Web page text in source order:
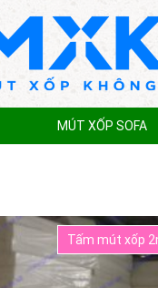
MÚT XỐP SOFA
Tấm mút xốp